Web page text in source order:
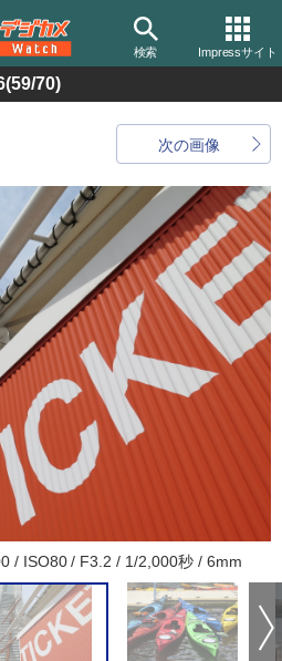
検索 Impressサイト
(59/70)
次の画像
/ ISO80 / F3.2 / 1/2,000秒 / 6mm